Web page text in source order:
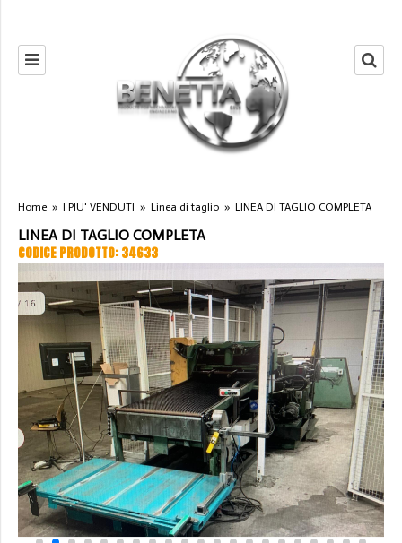
Home » I PIU' VENDUTI » Linea di taglio » LINEA DI TAGLIO COMPLETA
LINEA DI TAGLIO COMPLETA
CODICE PRODOTTO: 34633